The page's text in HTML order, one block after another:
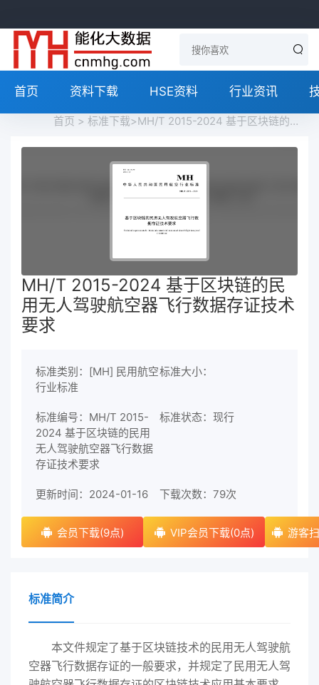
首页 资料下载 HSE资料 行业资讯
首页 > 标准下载>MH/T 2015-2024 基于区块链的民用无人驾驶航空器飞行数据存证技术要求免费下载
MH/T 2015-2024 基于区块链的民
用无人驾驶航空器飞行数据存证技术
要求
标准类别：[MH] 民用航空
行业标准
标准大小：
标准编号：MH/T 2015-
2024 基于区块链的民用
无人驾驶航空器飞行数据
存证技术要求
标准状态：现行
更新时间：2024-01-16 下载次数： 79次
会员下载(9点) VIP会员下载(0点) 游客
标准简介
本文件规定了基于区块链技术的民用无人驾驶航
空器飞行数据存证的一般要求，并规定了民用无人驾